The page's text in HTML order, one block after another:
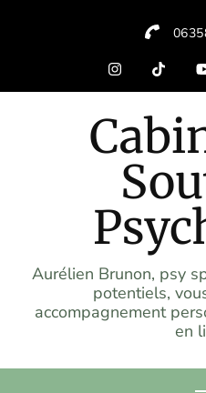
Aurélien Brunon, psy
potentiels,
accompagnement
en